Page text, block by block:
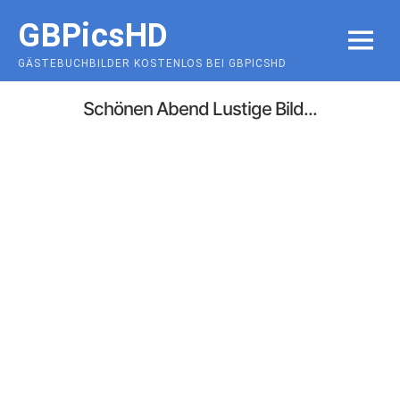
content
GBPicsHD
GÄSTEBUCHBILDER KOSTENLOS BEI GBPICSHD
MENU
Schönen Abend Lustige Bild...